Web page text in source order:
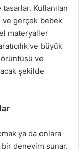
Kullanılan
ve gerçek bebek
materyaller
ve büyük
ve
şekilde
ya da onlara
deneyim sunar.